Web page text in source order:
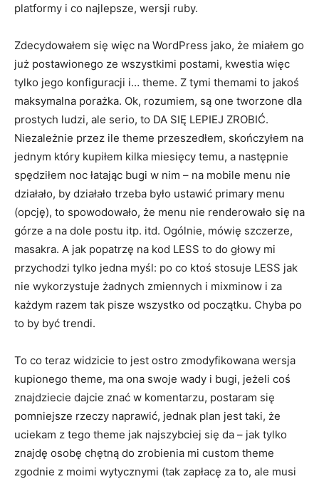
platformy i co najlepsze, wersji ruby.
Zdecydowałem się więc na WordPress jako, że miałem go
już postawionego ze wszystkimi postami, kwestia więc
tylko jego konfiguracji i… theme. Z tymi themami to jakoś
maksymalna porażka. Ok, rozumiem, są one tworzone dla
prostych ludzi, ale serio, to DA SIĘ LEPIEJ ZROBIĆ.
Niezależnie przez ile theme przeszedłem, skończyłem na
jednym który kupiłem kilka miesięcy temu, a następnie
spędziłem noc łatając bugi w nim – na mobile menu nie
działało, by działało trzeba było ustawić primary menu
(opcję), to spowodowało, że menu nie renderowało się na
górze a na dole postu itp. itd. Ogólnie, mówię szczerze,
masakra. A jak popatrzę na kod LESS to do głowy mi
przychodzi tylko jedna myśl: po co ktoś stosuje LESS jak
nie wykorzystuje żadnych zmiennych i mixminow i za
każdym razem tak pisze wszystko od początku. Chyba po
to by być trendi.
To co teraz widzicie to jest ostro zmodyfikowana wersja
kupionego theme, ma ona swoje wady i bugi, jeżeli coś
znajdziecie dajcie znać w komentarzu, postaram się
pomniejsze rzeczy naprawić, jednak plan jest taki, że
uciekam z tego theme jak najszybciej się da – jak tylko
znajdę osobę chętną do zrobienia mi custom theme
zgodnie z moimi wytycznymi (tak zapłacę za to, ale musi